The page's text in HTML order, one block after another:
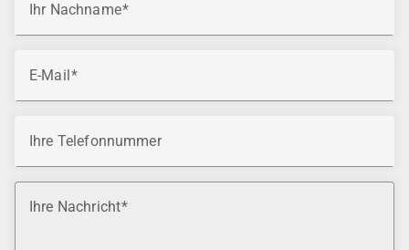
Ihr Nachname
E-Mail
Ihre Telefonnummer
Ihre Nachricht